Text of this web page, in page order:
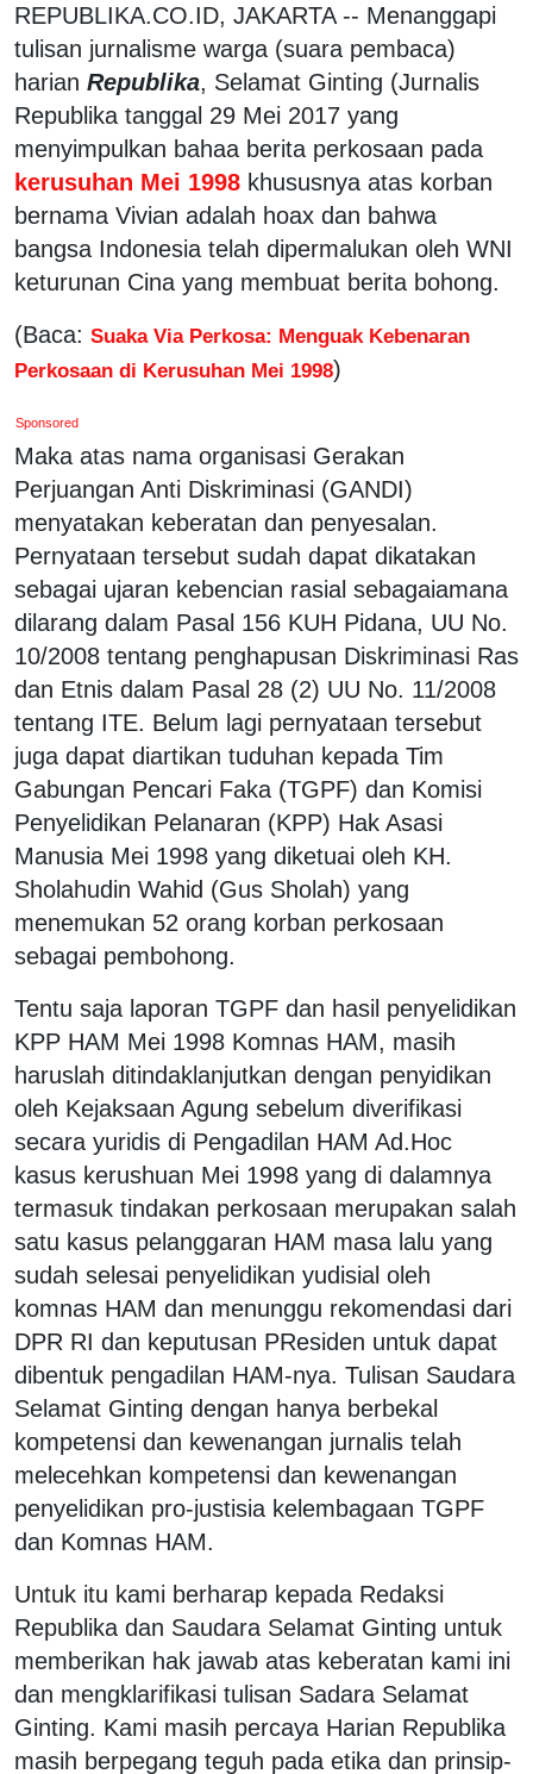
REPUBLIKA.CO.ID, JAKARTA -- Menanggapi
tulisan jurnalisme warga (suara pembaca)
harian Republika, Selamat Ginting (Jurnalis
Republika tanggal 29 Mei 2017 yang
menyimpulkan bahaa berita perkosaan pada
kerusuhan Mei 1998 khususnya atas korban
bernama Vivian adalah hoax dan bahwa
bangsa Indonesia telah dipermalukan oleh WNI
keturunan Cina yang membuat berita bohong.
(Baca: Suaka Via Perkosa: Menguak Kebenaran
Perkosaan di Kerusuhan Mei 1998)
Sponsored
Maka atas nama organisasi Gerakan
Perjuangan Anti Diskriminasi (GANDI)
menyatakan keberatan dan penyesalan.
Pernyataan tersebut sudah dapat dikatakan
sebagai ujaran kebencian rasial sebagaiamana
dilarang dalam Pasal 156 KUH Pidana, UU No.
10/2008 tentang penghapusan Diskriminasi Ras
dan Etnis dalam Pasal 28 (2) UU No. 11/2008
tentang ITE. Belum lagi pernyataan tersebut
juga dapat diartikan tuduhan kepada Tim
Gabungan Pencari Faka (TGPF) dan Komisi
Penyelidikan Pelanaran (KPP) Hak Asasi
Manusia Mei 1998 yang diketuai oleh KH.
Sholahudin Wahid (Gus Sholah) yang
menemukan 52 orang korban perkosaan
sebagai pembohong.
Tentu saja laporan TGPF dan hasil penyelidikan
KPP HAM Mei 1998 Komnas HAM, masih
haruslah ditindaklanjutkan dengan penyidikan
oleh Kejaksaan Agung sebelum diverifikasi
secara yuridis di Pengadilan HAM Ad.Hoc
kasus kerushuan Mei 1998 yang di dalamnya
termasuk tindakan perkosaan merupakan salah
satu kasus pelanggaran HAM masa lalu yang
sudah selesai penyelidikan yudisial oleh
komnas HAM dan menunggu rekomendasi dari
DPR RI dan keputusan PResiden untuk dapat
dibentuk pengadilan HAM-nya. Tulisan Saudara
Selamat Ginting dengan hanya berbekal
kompetensi dan kewenangan jurnalis telah
melecehkan kompetensi dan kewenangan
penyelidikan pro-justisia kelembagaan TGPF
dan Komnas HAM.
Untuk itu kami berharap kepada Redaksi
Republika dan Saudara Selamat Ginting untuk
memberikan hak jawab atas keberatan kami ini
dan mengklarifikasi tulisan Sadara Selamat
Ginting. Kami masih percaya Harian Republika
masih berpegang teguh pada etika dan prinsip-